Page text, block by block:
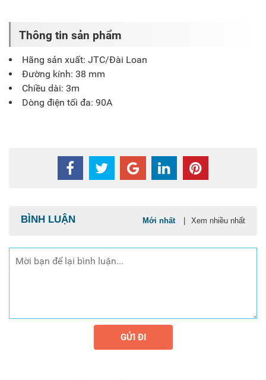
Thông tin sản phẩm
Hãng sản xuất: JTC/Đài Loan
Đường kính: 38 mm
Chiều dài: 3m
Dòng điện tối đa: 90A
BÌNH LUẬN Mới nhất Xem nhiều nhất
GỬI ĐI